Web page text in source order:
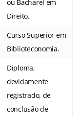
ou Bacharel em
Direito.
Curso Superior em
Biblioteconomia.
Diploma,
devidamente
registrado, de
conclusão de